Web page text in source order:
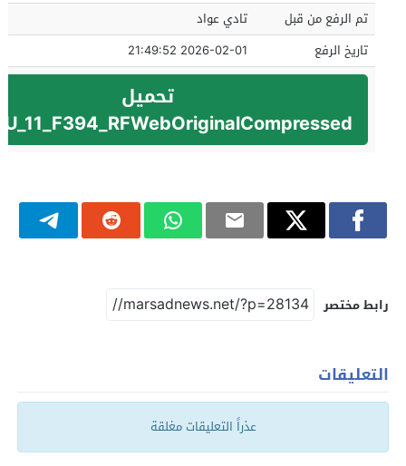
تم الرفع من قبل
تادي عواد
تاريخ الرفع
2026-02-01 21:49:52
تحميل
رابط مختصر
التعليقات
عذراً التعليقات مغلقة